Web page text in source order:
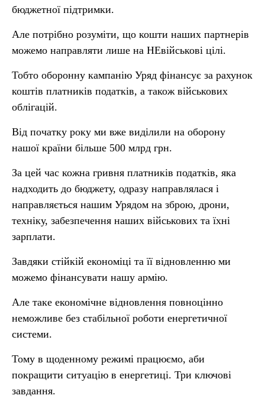
бюджетної підтримки.
Але потрібно розуміти, що кошти наших партнерів
можемо направляти лише на НЕвійськові цілі.
Тобто оборонну кампанію Уряд фінансує за рахунок
коштів платників податків, а також військових
облігацій.
Від початку року ми вже виділили на оборону
нашої країни більше 500 млрд грн.
За цей час кожна гривня платників податків, яка
надходить до бюджету, одразу направлялася і
направляється нашим Урядом на зброю, дрони,
техніку, забезпечення наших військових та їхні
зарплати.
Завдяки стійкій економіці та її відновленню ми
можемо фінансувати нашу армію.
Але таке економічне відновлення повноцінно
неможливе без стабільної роботи енергетичної
системи.
Тому в щоденному режимі працюємо, аби
покращити ситуацію в енергетиці. Три ключові
завдання.